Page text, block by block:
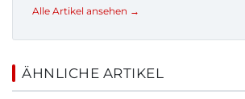
Alle Artikel ansehen →
ÄHNLICHE ARTIKEL